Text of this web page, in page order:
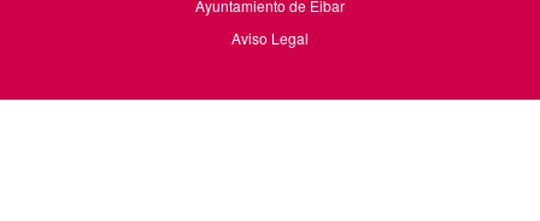
Ayuntamiento de Eibar
Aviso Legal